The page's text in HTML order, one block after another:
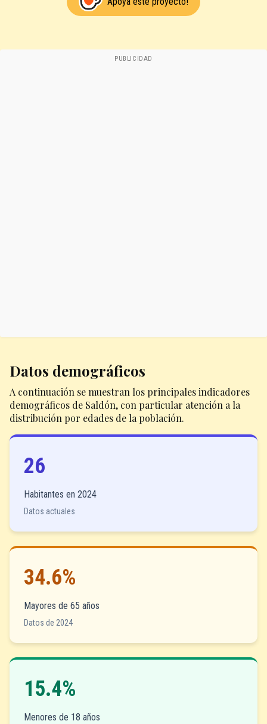
PUBLICIDAD
Datos demográficos
A continuación se muestran los principales indicadores
demográficos de Saldón, con particular atención a la
distribución por edades de la población.
26
Habitantes en 2024
Datos actuales
34.6%
Mayores de 65 años
Datos de 2024
15.4%
Menores de 18 años